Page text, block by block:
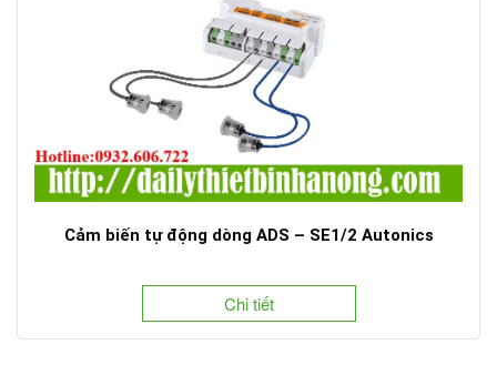
Cảm biến tự động dòng ADS – SE1/2 Autonics
Chi tiết